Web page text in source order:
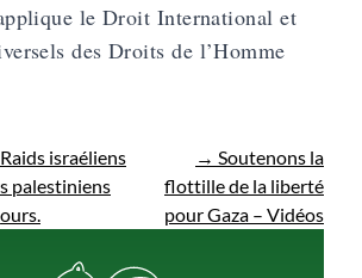
le Droit International et
des Droits de l’Homme
israéliens
palestiniens
→ Soutenons la
flottille de la liberté
pour Gaza – Vidéos